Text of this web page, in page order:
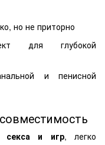
но не приторно
для глубокой
и пенисной
секса и игр, легко